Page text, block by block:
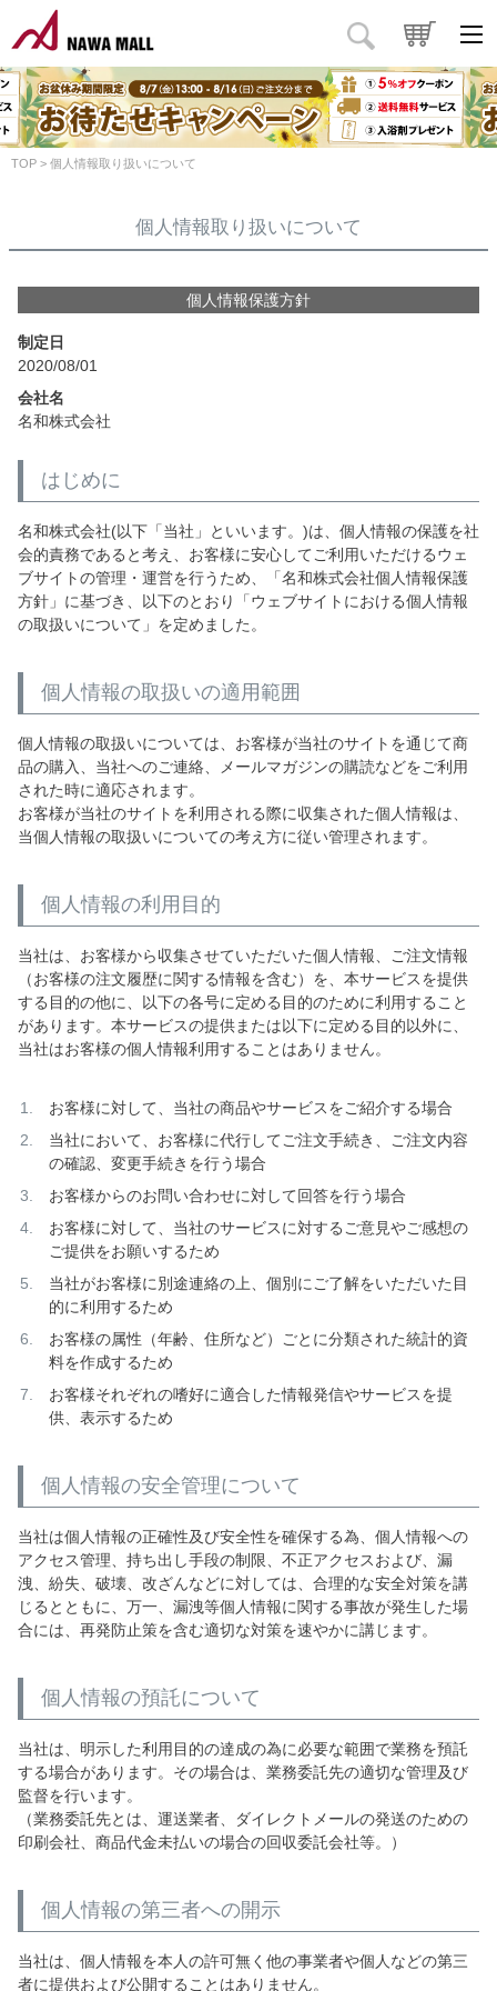
TOP 個人情報取り扱いについて
個人情報取り扱いについて
個人情報保護方針
制定日
2020/08/01
会社名
名和株式会社
はじめに
名和株式会社(以下「当社」といいます。)は、個人情報の保護を社
会的責務であると考え、お客様に安心してご利用いただけるウェ
ブサイトの管理・運営を行うため、「名和株式会社個人情報保護
方針」に基づき、以下のとおり「ウェブサイトにおける個人情報
の取扱いについて」を定めました。
個人情報の取扱いの適用範囲
個人情報の取扱いについては、お客様が当社のサイトを通じて商
品の購入、当社へのご連絡、メールマガジンの購読などをご利用
された時に適応されます。
お客様が当社のサイトを利用される際に収集された個人情報は、
当個人情報の取扱いについての考え方に従い管理されます。
個人情報の利用目的
当社は、お客様から収集させていただいた個人情報、ご注文情報
（お客様の注文履歴に関する情報を含む）を、本サービスを提供
する目的の他に、以下の各号に定める目的のために利用すること
があります。本サービスの提供または以下に定める目的以外に、
当社はお客様の個人情報利用することはありません。
お客様に対して、当社の商品やサービスをご紹介する場合
当社において、お客様に代行してご注文手続き、ご注文内容
の確認、変更手続きを行う場合
お客様からのお問い合わせに対して回答を行う場合
お客様に対して、当社のサービスに対するご意見やご感想の
ご提供をお願いするため
当社がお客様に別途連絡の上、個別にご了解をいただいた目
的に利用するため
お客様の属性（年齢、住所など）ごとに分類された統計的資
料を作成するため
お客様それぞれの嗜好に適合した情報発信やサービスを提
供、表示するため
個人情報の安全管理について
当社は個人情報の正確性及び安全性を確保する為、個人情報への
アクセス管理、持ち出し手段の制限、不正アクセスおよび、漏
洩、紛失、破壊、改ざんなどに対しては、合理的な安全対策を講
じるとともに、万一、漏洩等個人情報に関する事故が発生した場
合には、再発防止策を含む適切な対策を速やかに講じます。
個人情報の預託について
当社は、明示した利用目的の達成の為に必要な範囲で業務を預託
する場合があります。その場合は、業務委託先の適切な管理及び
監督を行います。
（業務委託先とは、運送業者、ダイレクトメールの発送のための
印刷会社、商品代金未払いの場合の回収委託会社等。）
個人情報の第三者への開示
当社は、個人情報を本人の許可無く他の事業者や個人などの第三
者に提供および公開することはありません。